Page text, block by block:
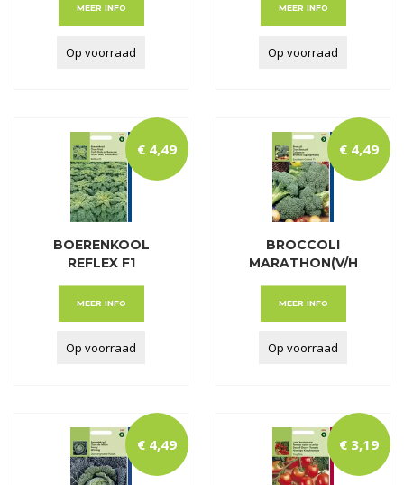
MEER INFO
Op voorraad
MEER INFO
Op voorraad
BOERENKOOL
REFLEX F1
€ 4,49
MEER INFO
Op voorraad
BROCCOLI
MARATHON(V/H
€ 4,49
MEER INFO
Op voorraad
€ 4,49 € 3,19